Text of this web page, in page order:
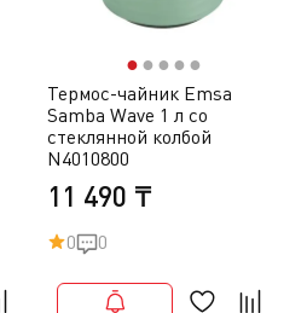
●● ● ● ●
Термос-чайник Emsa
Samba Wave 1 л со
стеклянной колбой
N4010800
11 490 ₸
0 0